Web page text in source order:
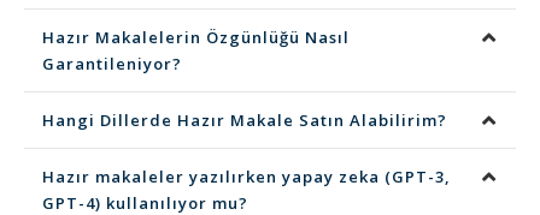
Hazır Makalelerin Özgünlüğü Nasıl
Garantileniyor?
Hangi Dillerde Hazır Makale Satın Alabilirim?
Hazır makaleler yazılırken yapay zeka (GPT-3,
GPT-4) kullanılıyor mu?